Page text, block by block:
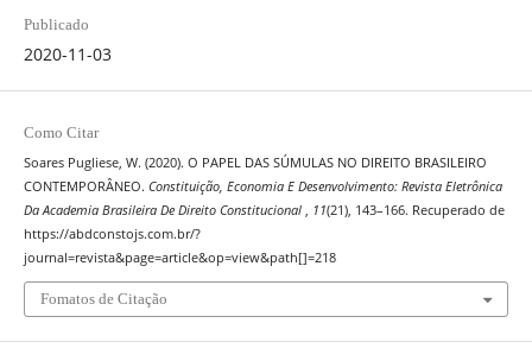
Publicado
2020-11-03
Como Citar
Soares Pugliese, W. (2020). O PAPEL DAS SÚMULAS NO DIREITO BRASILEIRO
CONTEMPORÂNEO. Constituição, Economia E Desenvolvimento: Revista Eletrônica
Da Academia Brasileira De Direito Constitucional
11(21), 143–166. Recuperado de
https://abdconstojs.com.br/?
journal=revista&page=article&op=view&path[]=218
Fomatos de Citação